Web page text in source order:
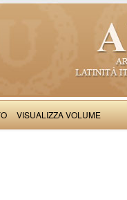
VISUALIZZA VOLUME